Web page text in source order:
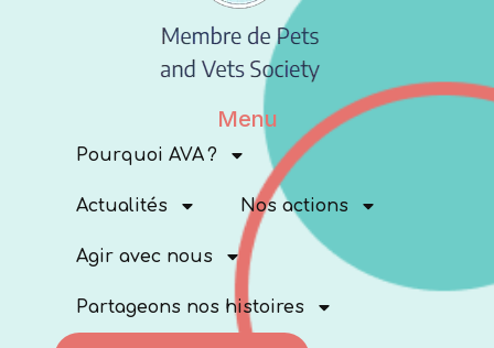
Menu
Pourquoi AVA ?
Actualités Nos actions
Agir avec nous
Partageons nos histoires